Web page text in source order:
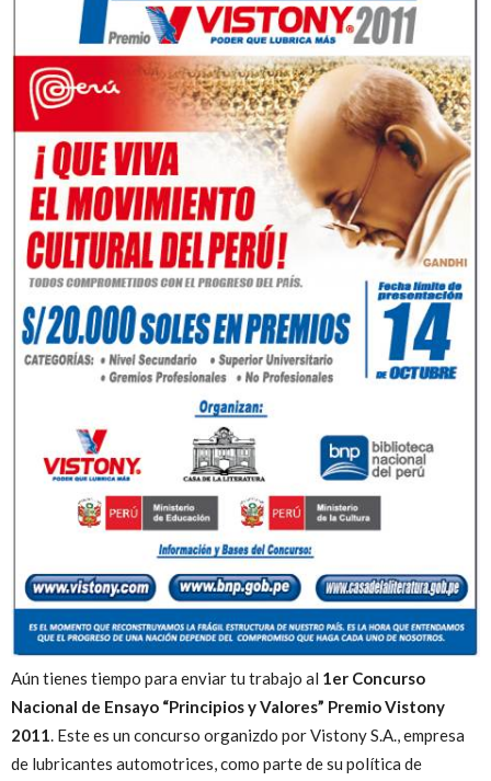
Aún tienes tiempo para enviar tu trabajo al 1er Concurso
Nacional de Ensayo “Principios y Valores” Premio Vistony
2011. Este es un concurso organizdo por Vistony S.A., empresa
de lubricantes automotrices, como parte de su política de